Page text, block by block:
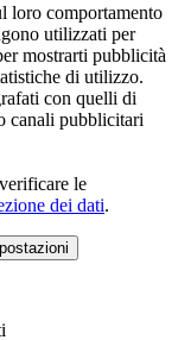
loro comportamento
utilizzati per
mostrarti pubblicità
di utilizzo.
con quelli di
canali pubblicitari
le
dei dati.